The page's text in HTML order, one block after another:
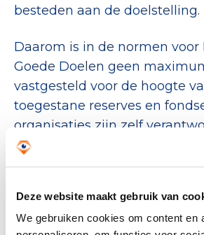
Deze website maakt gebruik van
We gebruiken cookies om content en
besteden aan de doelstelling.
Daarom is in de normen voor
Goede Doelen geen
vastgesteld voor de hoogte
toegestane reserves en
organisaties zijn zelf
een heldere verantwoording
vermogensbeleid, waarbij
waarom dit voor hun
noodzakelijk is. Dit gebeurt in